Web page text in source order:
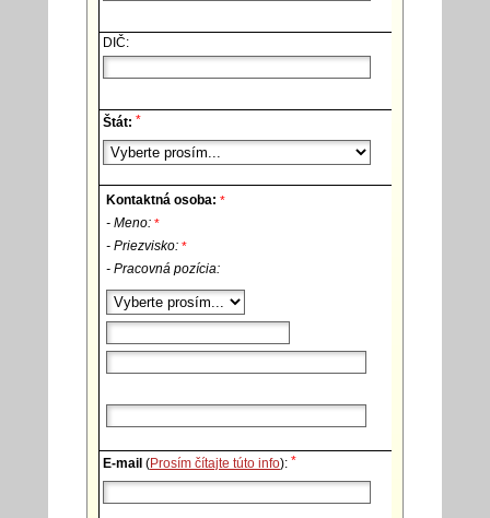
DIČ:
Štát: *
Kontaktná osoba: *
- Meno: *
- Priezvisko: *
- Pracovná pozícia:
E-mail (Prosím čítajte túto info): *